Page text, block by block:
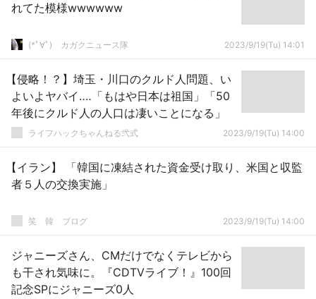
れてた模様wwwwww
(*ﾟ∀ﾟ)ゞカガクニュース隊 2023/9/19(Tu) 14:01
【侵略！？】埼玉・川口のクルド人問題、い
よいよヤバイ‥‥「もはや日本は祖国」「50
年後にクルド人の人口は凄いことになる」
ライフハックちゃんねる弐式 2023/9/19(Tu) 14:00
【イラン】 「韓国に凍結された資金受け取り、米国と収監
者５人の交換実施」
笑 韓 ブログ 2023/9/19(Tu) 14:00
ジャニーズさん、CMだけでなくテレビから
も干され気味に。『CDTVライブ！』100回
記念SPにジャニーズ0人